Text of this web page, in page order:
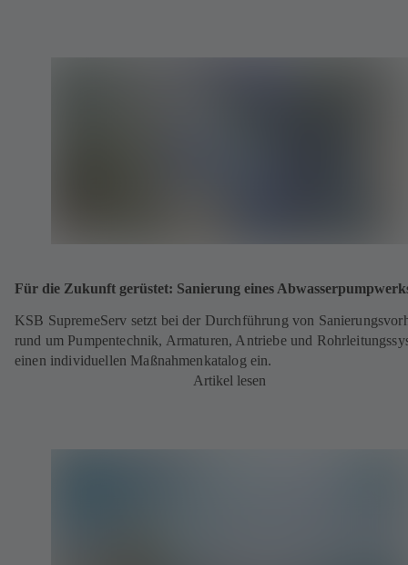
Für die Zukunft gerüstet: Sanierung eines
KSB SupremeServ setzt bei der Durchführung von
rund um Pumpentechnik, Armaturen, Antriebe und
einen individuellen Maßnahmenkatalog ein.
Artikel lesen